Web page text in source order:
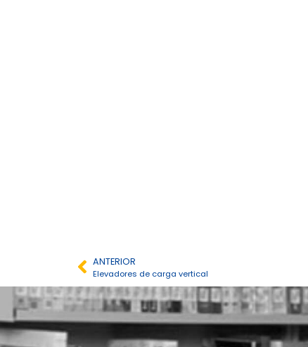
ANTERIOR
Elevadores de carga vertical